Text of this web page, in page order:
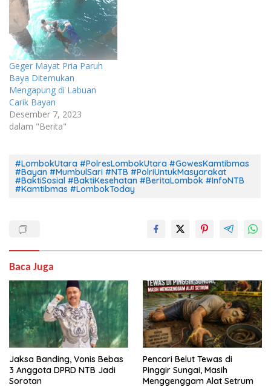
Geger Mayat Pria Paruh
Baya Ditemukan
Mengapung di Labuan
Carik Bayan
Desember 7, 2023
dalam "Berita"
#LombokUtara #PolresLombokUtara #GowesKamtibmas
#Bayan #MumbulSari #NTB #PolriUntukMasyarakat
#BaktiSosial #BaktiKesehatan #BeritaLombok #InfoNTB
#Kamtibmas #LombokToday
Baca Juga
Jaksa Banding, Vonis Bebas
3 Anggota DPRD NTB Jadi
Sorotan
Pencari Belut Tewas di
Pinggir Sungai, Masih
Menggenggam Alat Setrum